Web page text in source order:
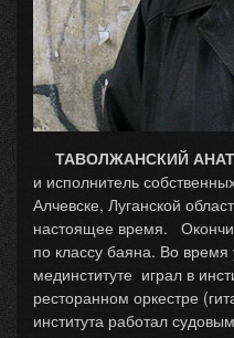
ТАВОЛЖАНСКИЙ
и исполнитель
Алчевске, Луганской
настоящее время.
по классу баяна. Во время
мединституте играл в
ресторанном оркестре
института работал